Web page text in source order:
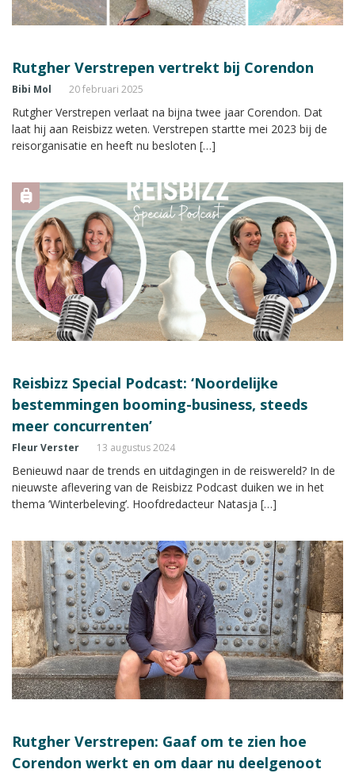
Rutgher Verstrepen vertrekt bij Corendon
Bibi Mol 20 februari 2025
Rutgher Verstrepen verlaat na bijna twee jaar Corendon. Dat
laat hij aan Reisbizz weten. Verstrepen startte mei 2023 bij de
reisorganisatie en heeft nu besloten […]
Reisbizz Special Podcast: ‘Noordelijke
bestemmingen booming-business, steeds
meer concurrenten’
Fleur Verster 13 augustus 2024
Benieuwd naar de trends en uitdagingen in de reiswereld? In de
nieuwste aflevering van de Reisbizz Podcast duiken we in het
thema ‘Winterbeleving’. Hoofdredacteur Natasja […]
Rutgher Verstrepen: Gaaf om te zien hoe
Corendon werkt en om daar nu deelgenoot